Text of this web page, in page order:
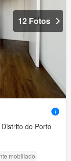
12 Fotos
do Porto
mobiliado